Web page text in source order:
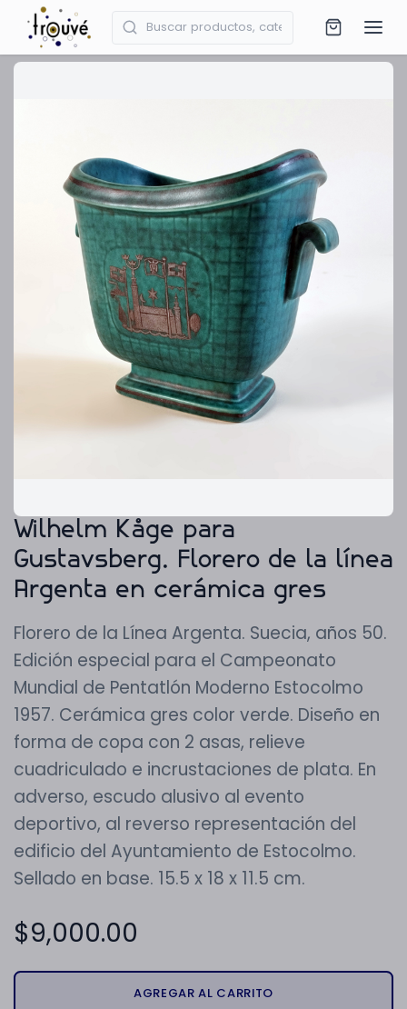
Wilhelm Kåge para
Gustavsberg. Florero de la línea
Argenta en cerámica gres
Florero de la Línea Argenta. Suecia, años 50.
Edición especial para el Campeonato
Mundial de Pentatlón Moderno Estocolmo
1957. Cerámica gres color verde. Diseño en
forma de copa con 2 asas, relieve
cuadriculado e incrustaciones de plata. En
adverso, escudo alusivo al evento
deportivo, al reverso representación del
edificio del Ayuntamiento de Estocolmo.
Sellado en base. 15.5 x 18 x 11.5 cm.
$9,000.00
AGREGAR AL CARRITO